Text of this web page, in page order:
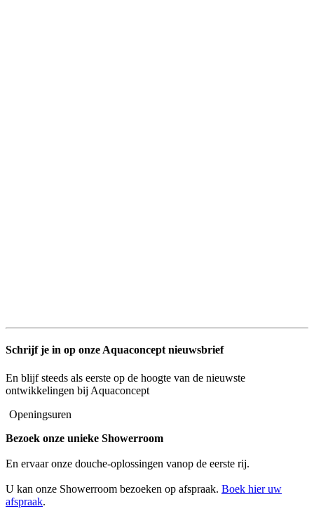
Schrijf je in op onze Aquaconcept nieuwsbrief
En blijf steeds als eerste op de hoogte van de nieuwste
ontwikkelingen bij Aquaconcept
Openingsuren
Bezoek onze unieke Showerroom
En ervaar onze douche-oplossingen vanop de eerste rij.
U kan onze Showerroom bezoeken op afspraak. Boek hier uw
afspraak.